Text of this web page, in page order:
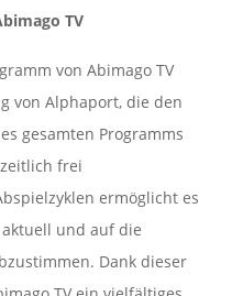
TV
von Abimago TV
von Alphaport, die den
gesamten Programms
frei
ermöglicht es
und auf die
Dank dieser